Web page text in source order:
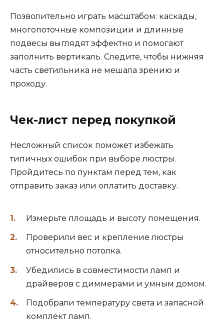
Позволительно играть масштабом: каскады,
многопоточные композиции и длинные
подвесы выглядят эффектно и помогают
заполнить вертикаль. Следите, чтобы нижняя
часть светильника не мешала зрению и
проходу.
Чек-лист перед покупкой
Несложный список поможет избежать
типичных ошибок при выборе люстры.
Пройдитесь по пунктам перед тем, как
отправить заказ или оплатить доставку.
Измерьте площадь и высоту помещения.
Проверили вес и крепление люстры
относительно потолка.
Убедились в совместимости ламп и
драйверов с диммерами и умным домом.
Подобрали температуру света и запасной
комплект ламп.